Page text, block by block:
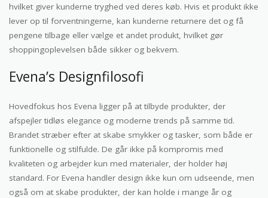
hvilket giver kunderne tryghed ved deres køb. Hvis et produkt ikke
lever op til forventningerne, kan kunderne returnere det og få
pengene tilbage eller vælge et andet produkt, hvilket gør
shoppingoplevelsen både sikker og bekvem.
Evena’s Designfilosofi
Hovedfokus hos Evena ligger på at tilbyde produkter, der
afspejler tidløs elegance og moderne trends på samme tid.
Brandet stræber efter at skabe smykker og tasker, som både er
funktionelle og stilfulde. De går ikke på kompromis med
kvaliteten og arbejder kun med materialer, der holder høj
standard. For Evena handler design ikke kun om udseende, men
også om at skabe produkter, der kan holde i mange år og